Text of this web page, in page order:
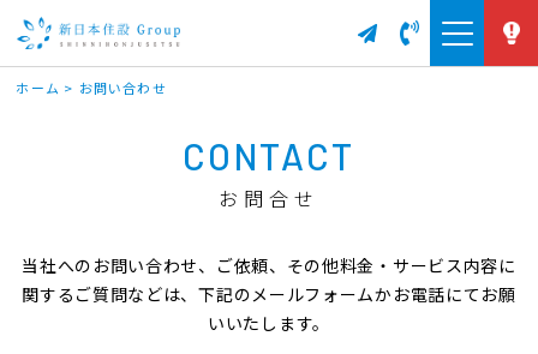
ホーム > お問い合わせ
CONTACT
お問合せ
当社へのお問い合わせ、ご依頼、その他料金・サービス内容に
関するご質問などは、下記のメールフォームかお電話にてお願
いいたします。